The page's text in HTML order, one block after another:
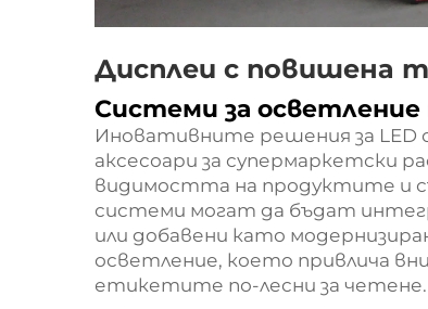
Дисплеи с повишена
Системи за осветление
Иновативните решения за LED
аксесоари за супермаркетски
видимостта на продуктите и
системи могат да бъдат
или добавени като
осветление, което привлича
етикетите по-лесни за четене.